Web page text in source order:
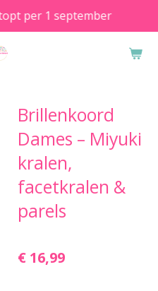
per 1 september
Brillenkoord
Dames – Miyuki
kralen,
facetkralen &
parels
€ 16,99